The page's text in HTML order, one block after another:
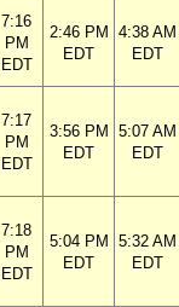
7:16
PM
EDT
2:46 PM
EDT
4:38 AM
EDT
7:17
PM
EDT
3:56 PM
EDT
5:07 AM
EDT
7:18
PM
EDT
5:04 PM
EDT
5:32 AM
EDT